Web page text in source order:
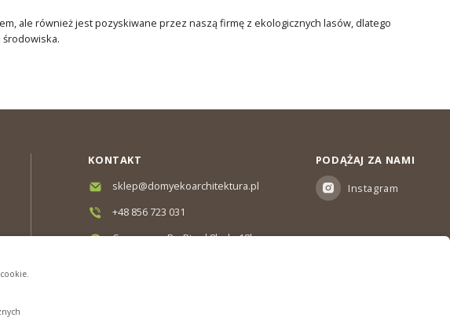
ale również jest pozyskiwane przez naszą firmę z ekologicznych lasów, dlatego
KONTAKT
sklep@domyekoarchitektura.pl
+48 856 723 031
Czas pracy: Pn-Pt od 8h do 18h
PODĄŻAJ ZA NAMI
Instagram